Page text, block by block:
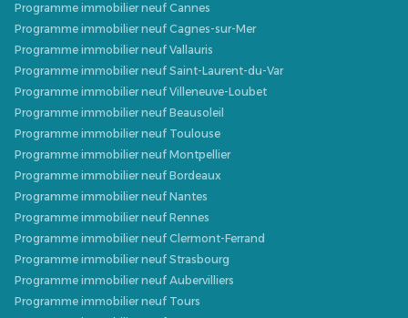
Programme immobilier neuf Cannes
Programme immobilier neuf Cagnes-sur-Mer
Programme immobilier neuf Vallauris
Programme immobilier neuf Saint-Laurent-du-Var
Programme immobilier neuf Villeneuve-Loubet
Programme immobilier neuf Beausoleil
Programme immobilier neuf Toulouse
Programme immobilier neuf Montpellier
Programme immobilier neuf Bordeaux
Programme immobilier neuf Nantes
Programme immobilier neuf Rennes
Programme immobilier neuf Clermont-Ferrand
Programme immobilier neuf Strasbourg
Programme immobilier neuf Aubervilliers
Programme immobilier neuf Tours